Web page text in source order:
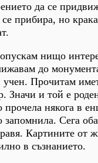
да се
прибира, но
нищо
до
учен. Прочитам
Значи и той е
прочела някога в
запомнила. Сега
Картините от
в съзнанието.